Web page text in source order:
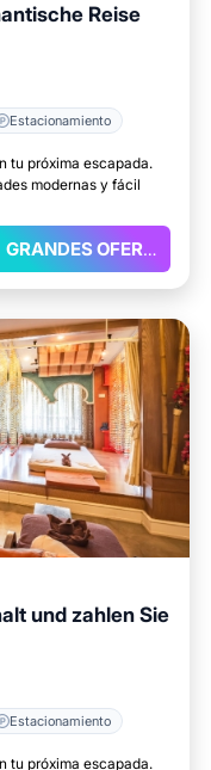
Reise
Estacionamiento
tu próxima escapada.
modernas y fácil
GRANDES OFERTAS
und zahlen Sie
Estacionamiento
tu próxima escapada.